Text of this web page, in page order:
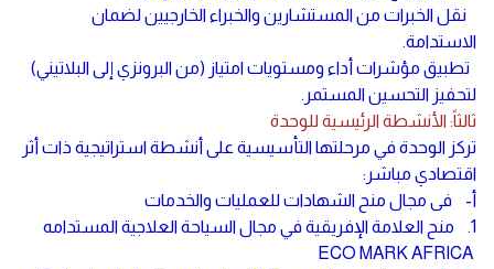
نقل الخبرات من المستشارين والخبراء الخارجيين لضمان
الاستدامة.
تطبيق مؤشرات أداء ومستويات امتياز (من البرونزي إلى البلاتيني)
لتحفيز التحسين المستمر.
ثالثاً: الأنشطة الرئيسية للوحدة
تركز الوحدة في مرحلتها التأسيسية على أنشطة استراتيجية ذات أثر
اقتصادي مباشر:
أ‌- فى مجال منح الشهادات للعمليات والخدمات
1. منح العلامة الإفريقية في مجال السياحة العلاجية المستدامه